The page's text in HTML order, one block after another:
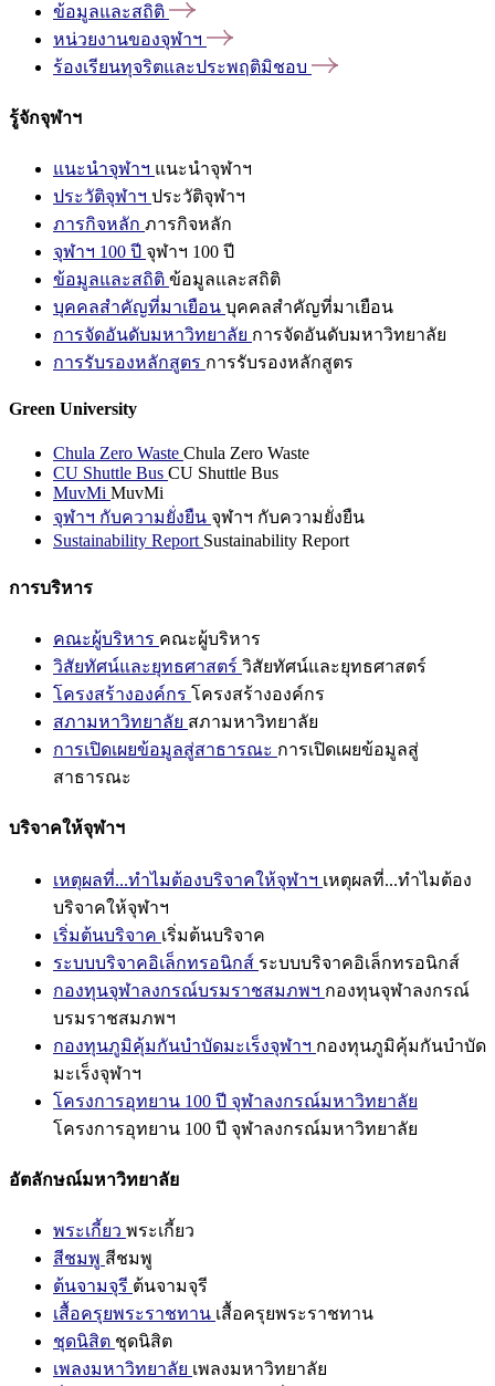
ข้อมูลและสถิติ
หน่วยงานของจุฬาฯ
ร้องเรียนทุจริตและประพฤติมิชอบ
รู้จักจุฬาฯ
แนะนำจุฬาฯ แนะนำจุฬาฯ
ประวัติจุฬาฯ ประวัติจุฬาฯ
ภารกิจหลัก ภารกิจหลัก
จุฬาฯ 100 ปี จุฬาฯ 100 ปี
ข้อมูลและสถิติ ข้อมูลและสถิติ
บุคคลสำคัญที่มาเยือน บุคคลสำคัญที่มาเยือน
การจัดอันดับมหาวิทยาลัย การจัดอันดับมหาวิทยาลัย
การรับรองหลักสูตร การรับรองหลักสูตร
Green University
Chula Zero Waste Chula Zero Waste
CU Shuttle Bus CU Shuttle Bus
MuvMi MuvMi
จุฬาฯ กับความยั่งยืน จุฬาฯ กับความยั่งยืน
Sustainability Report Sustainability Report
การบริหาร
คณะผู้บริหาร คณะผู้บริหาร
วิสัยทัศน์และยุทธศาสตร์ วิสัยทัศน์และยุทธศาสตร์
โครงสร้างองค์กร โครงสร้างองค์กร
สภามหาวิทยาลัย สภามหาวิทยาลัย
การเปิดเผยข้อมูลสู่สาธารณะ การเปิดเผยข้อมูลสู่
สาธารณะ
บริจาคให้จุฬาฯ
เหตุผลที่...ทำไมต้องบริจาคให้จุฬาฯ เหตุผลที่...ทำไมต้อง
บริจาคให้จุฬาฯ
เริ่มต้นบริจาค เริ่มต้นบริจาค
ระบบบริจาคอิเล็กทรอนิกส์ ระบบบริจาคอิเล็กทรอนิกส์
กองทุนจุฬาลงกรณ์บรมราชสมภพฯ กองทุนจุฬาลงกรณ์
บรมราชสมภพฯ
กองทุนภูมิคุ้มกันบำบัดมะเร็งจุฬาฯ กองทุนภูมิคุ้มกันบำบัด
มะเร็งจุฬาฯ
โครงการอุทยาน 100 ปี จุฬาลงกรณ์มหาวิทยาลัย
โครงการอุทยาน 100 ปี จุฬาลงกรณ์มหาวิทยาลัย
อัตลักษณ์มหาวิทยาลัย
พระเกี้ยว พระเกี้ยว
สีชมพู สีชมพู
ต้นจามจุรี ต้นจามจุรี
เสื้อครุยพระราชทาน เสื้อครุยพระราชทาน
ชุดนิสิต ชุดนิสิต
เพลงมหาวิทยาลัย เพลงมหาวิทยาลัย